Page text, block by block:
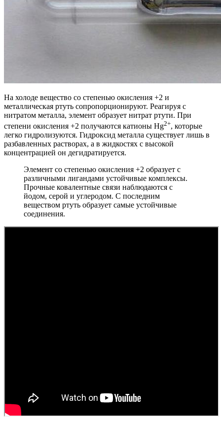
На холоде вещество со степенью окисления +2 и
металлическая ртуть сопропорционируют. Реагируя с
нитратом металла, элемент образует нитрат ртути. При
степени окисления +2 получаются катионы Hg2+, которые
легко гидролизуются. Гидроксид металла существует лишь в
разбавленных растворах, а в жидкостях с высокой
концентрацией он дегидратируется.
Элемент со степенью окисления +2 образует с
различными лигандами устойчивые комплексы.
Прочные ковалентные связи наблюдаются с
йодом, серой и углеродом. С последним
веществом ртуть образует самые устойчивые
соединения.